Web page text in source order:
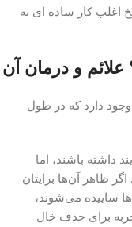
اغلب کار ساده ای به
و درمان آن
دارد که در طول
داشته باشند، اما
ظاهر آن‌ها برایتان
ساییده می‌شوند،
برای حذف خال‌